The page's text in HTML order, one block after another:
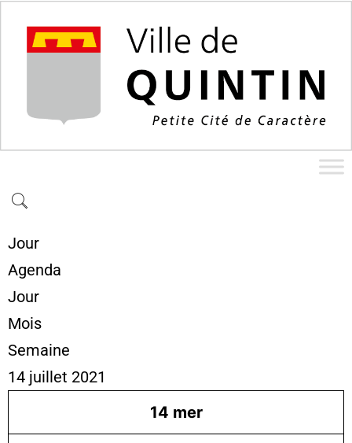
Jour
Agenda
Jour
Mois
Semaine
14 juillet 2021
14 mer